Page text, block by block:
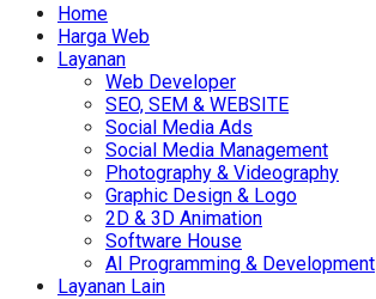
Home
Harga Web
Layanan
Web Developer
SEO, SEM & WEBSITE
Social Media Ads
Social Media Management
Photography & Videography
Graphic Design & Logo
2D & 3D Animation
Software House
AI Programming & Development
Layanan Lain